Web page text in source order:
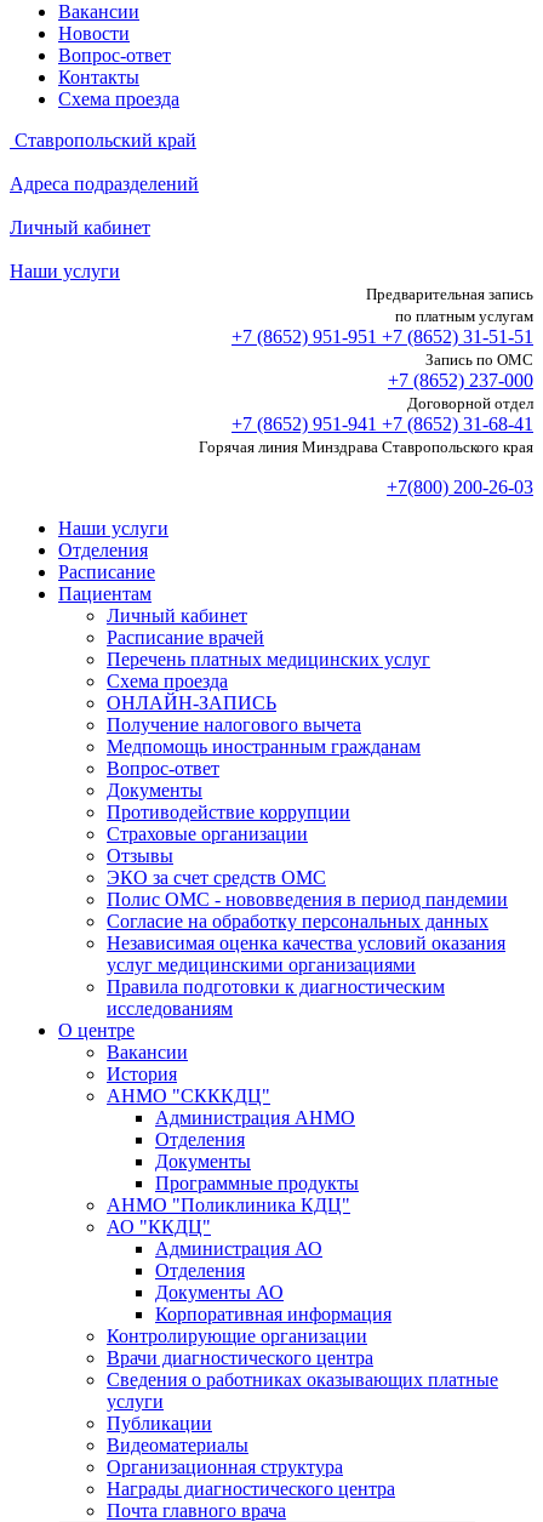
Вакансии
Новости
Вопрос-ответ
Контакты
Схема проезда
Ставропольский край
Адреса подразделений
Личный кабинет
Наши услуги
Предварительная запись
по платным услугам
+7 (8652) 951-951 +7 (8652) 31-51-51
Запись по ОМС
+7 (8652) 237-000
Договорной отдел
+7 (8652) 951-941 +7 (8652) 31-68-41
Горячая линия Минздрава Ставропольского края
+7(800) 200-26-03
Наши услуги
Отделения
Расписание
Пациентам
Личный кабинет
Расписание врачей
Перечень платных медицинских услуг
Схема проезда
ОНЛАЙН-ЗАПИСЬ
Получение налогового вычета
Медпомощь иностранным гражданам
Вопрос-ответ
Документы
Противодействие коррупции
Страховые организации
Отзывы
ЭКО за счет средств ОМС
Полис ОМС - нововведения в период пандемии
Согласие на обработку персональных данных
Независимая оценка качества условий оказания
услуг медицинскими организациями
Правила подготовки к диагностическим
исследованиям
О центре
Вакансии
История
АНМО "СКККДЦ"
Администрация АНМО
Отделения
Документы
Программные продукты
АНМО "Поликлиника КДЦ"
АО "ККДЦ"
Администрация АО
Отделения
Документы АО
Корпоративная информация
Контролирующие организации
Врачи диагностического центра
Сведения о работниках оказывающих платные
услуги
Публикации
Видеоматериалы
Организационная структура
Награды диагностического центра
Почта главного врача